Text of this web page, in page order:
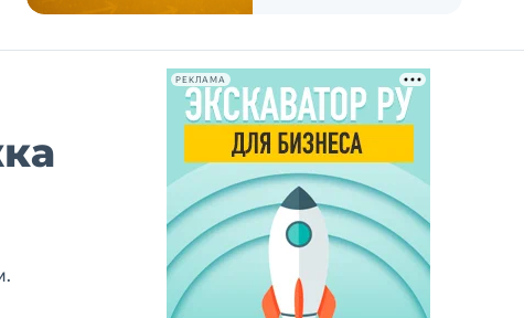
РЕКЛАМА